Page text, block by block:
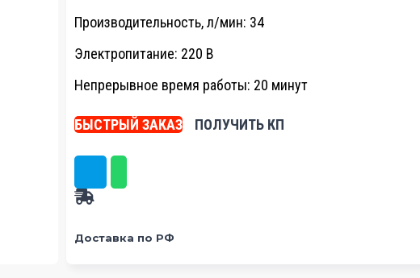
Производительность, л/мин: 34
Электропитание: 220 В
Непрерывное время работы: 20 минут
БЫСТРЫЙ ЗАКАЗ ПОЛУЧИТЬ КП
Доставка по РФ